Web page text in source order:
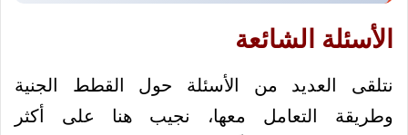
الأسئلة الشائعة
نتلقى العديد من الأسئلة حول القطط الجنية
وطريقة التعامل معها، نجيب هنا على أكثر